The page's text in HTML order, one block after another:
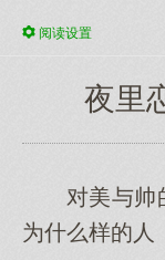
阅读设置
夜里
对美与帅
为什么样的人